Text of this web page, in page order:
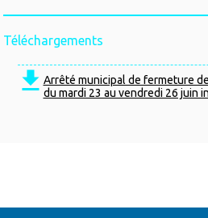
Téléchargements
Arrêté municipal de fermeture
du mardi 23 au vendredi 26 juin